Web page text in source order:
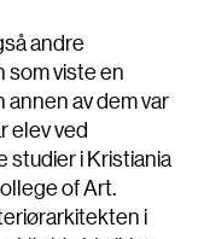
andre
som viste en
av dem var
elev ved
studier i Kristiania
of Art.
i